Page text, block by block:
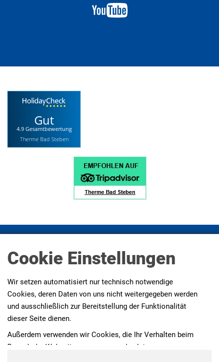
Gut
4.9 Gesamtbewertung
Therme Bad Steben
Presse
AGBs Erklärung zur Barrierefreiheit
Cookie Einstellungen
Wir setzen automatisiert nur technisch notwendige
Cookies, deren Daten von uns nicht weitergegeben werden
und ausschließlich zur Bereitstellung der Funktionalität
dieser Seite dienen.
Außerdem verwenden wir Cookies, die Ihr Verhalten beim
Besuch der Webseiten messen, um das Interesse unserer